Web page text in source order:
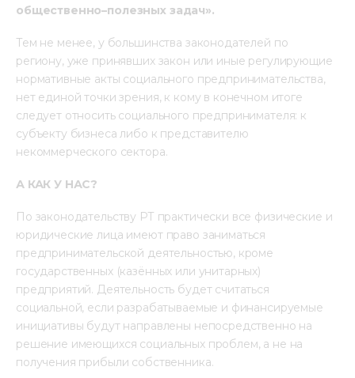
общественно–полезных задач».
Тем не менее, у большинства законодателей по
региону, уже принявших закон или иные регулирующие
нормативные акты социального предпринимательства,
нет единой точки зрения, к кому в конечном итоге
следует относить социального предпринимателя: к
субъекту бизнеса либо к представителю
некоммерческого сектора.
А КАК У НАС?
По законодательству РТ практически все физические и
юридические лица имеют право заниматься
предпринимательской деятельностью, кроме
государственных (казённых или унитарных)
предприятий. Деятельность будет считаться
социальной, если разрабатываемые и финансируемые
инициативы будут направлены непосредственно на
решение имеющихся социальных проблем, а не на
получения прибыли собственника.